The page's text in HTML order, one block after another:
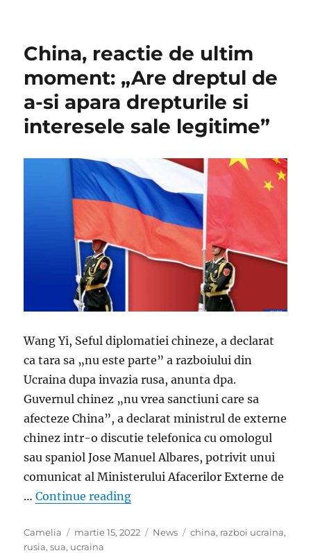
China, reactie de ultim
moment: „Are dreptul de
a-si apara drepturile si
interesele sale legitime”
Wang Yi, Seful diplomatiei chineze, a declarat
ca tara sa „nu este parte” a razboiului din
Ucraina dupa invazia rusa, anunta dpa.
Guvernul chinez „nu vrea sanctiuni care sa
afecteze China”, a declarat ministrul de externe
chinez intr-o discutie telefonica cu omologul
sau spaniol Jose Manuel Albares, potrivit unui
comunicat al Ministerului Afacerilor Externe de
…Continue reading„China, reactie de ultim
Author
Camelia
Posted
on
martie 15, 2022 Categories
News Tags
china, razboi ucraina,
rusia,sua, ucraina